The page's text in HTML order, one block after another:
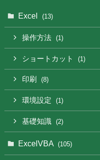
Excel (13)
操作方法 (1)
ショートカット (1)
印刷 (8)
環境設定 (1)
基礎知識 (2)
ExcelVBA (105)